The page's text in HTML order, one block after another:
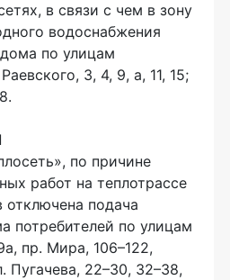
в связи с чем в зону
водоснабжения
по улицам
3, 4, 9, а, 11, 15;
по причине
работ на теплотрассе
отключена подача
потребителей по улицам
, пр. Мира, 106–122,
Пугачева, 22–30, 32–38,